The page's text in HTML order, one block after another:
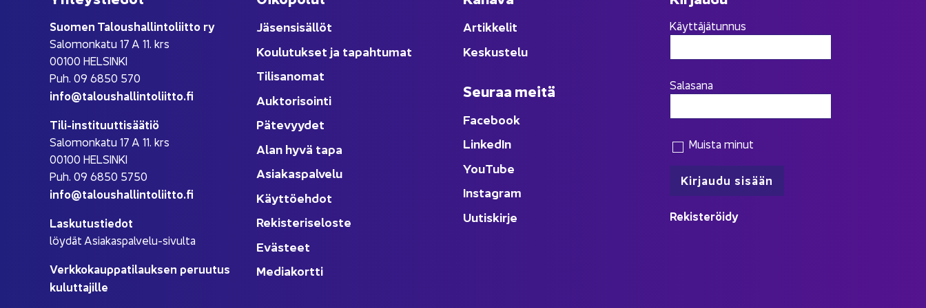
Suo­men Ta­lous­hal­lin­to­liit­to ry
Sa­lo­mon­ka­tu 17 A 11. krs
00100 HEL­SIN­KI
Puh. 09 6850 570
info@ta­lous­hal­lin­to­liit­to.fi
Tili-​instituuttisäätiö
Sa­lo­mon­ka­tu 17 A 11. krs
00100 HEL­SIN­KI
Puh. 09 6850 5750
info@ta­lous­hal­lin­to­liit­to.fi
Las­ku­tus­tie­dot
löy­dät Asiakaspalvelu-​sivulta
Verk­ko­kaup­pa­ti­lauk­sen pe­ruu­tus
ku­lut­ta­jil­le
Jä­sen­si­säl­löt
Kou­lu­tuk­set ja ta­pah­tu­mat
Ti­li­sa­no­mat
Auk­to­ri­soin­ti
Pä­te­vyy­det
Alan hyvä tapa
Asia­kas­pal­ve­lu
Käyt­tö­eh­dot
Re­kis­te­ri­se­los­te
Eväs­teet
Me­dia­kort­ti
Ar­tik­ke­lit
Kes­kus­te­lu
Seu­raa meitä
Face­book
Lin­ke­dIn
YouTube
Ins­ta­gram
Uu­tis­kir­je
Käyttäjätunnus
Salasana
Muista minut
Re­kis­te­röi­dy